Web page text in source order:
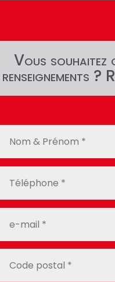
Vous souhaitez
renseignements ?